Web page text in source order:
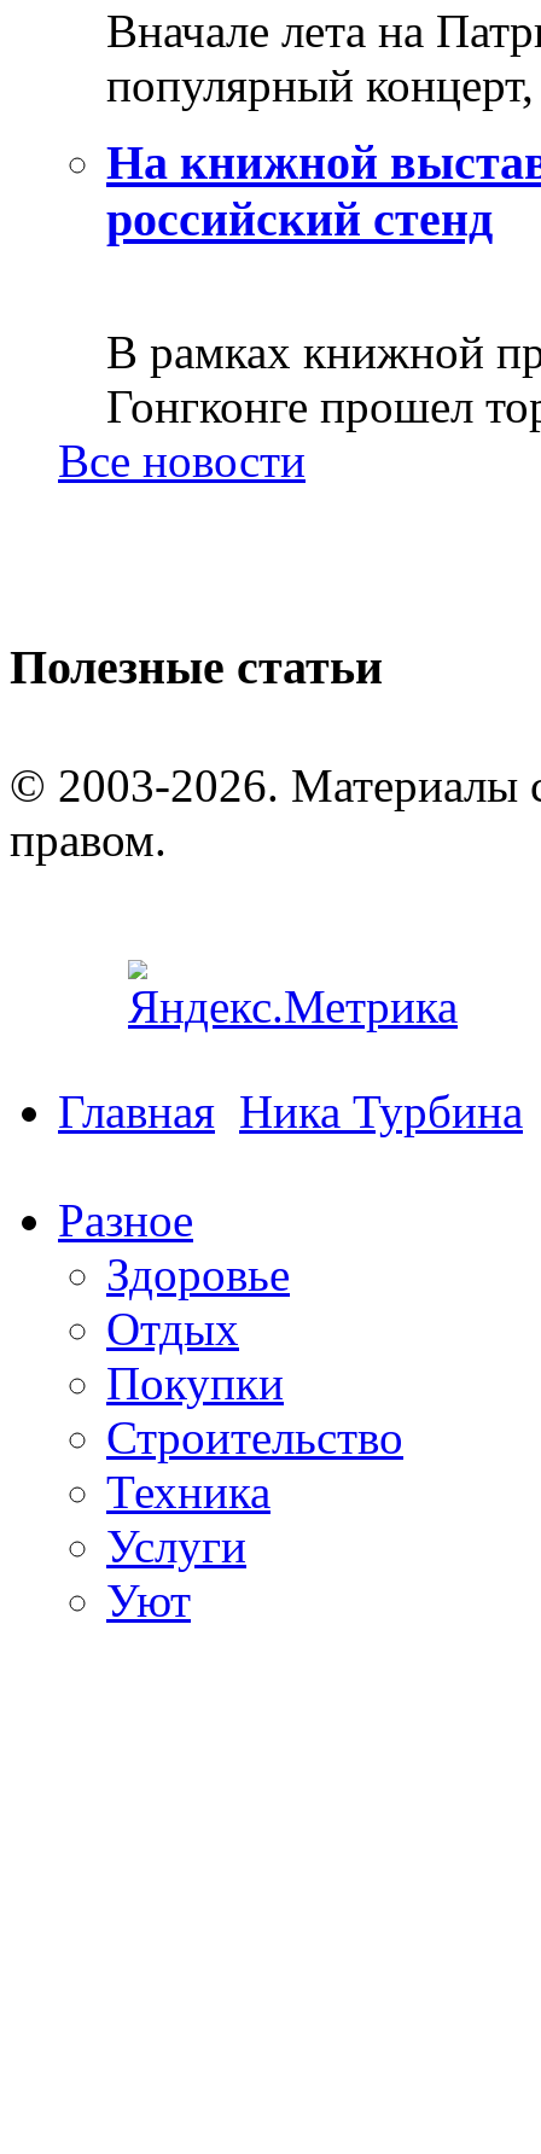
Вначале лета на
популярный
На книжной
российский стенд
В рамках книжной
Гонгконге прошел
Все новости
Полезные статьи
© 2003-2026. Материалы
правом.
Главная Ника Турбина
Разное
Здоровье
Отдых
Покупки
Строительство
Техника
Услуги
Уют